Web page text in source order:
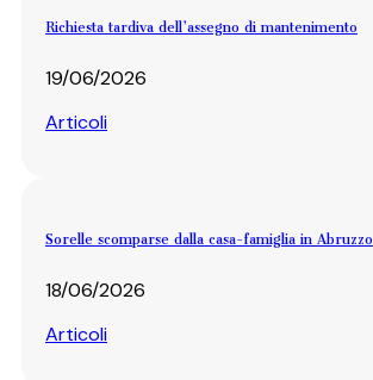
Richiesta tardiva dell’assegno di mantenimento
19/06/2026
Articoli
Sorelle scomparse dalla casa-famiglia in Abruzzo
18/06/2026
Articoli